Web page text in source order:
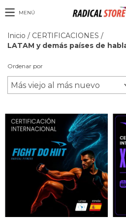
MENÚ
Inicio / CERTIFICACIONES /
LATAM y demás países de
Ordenar por